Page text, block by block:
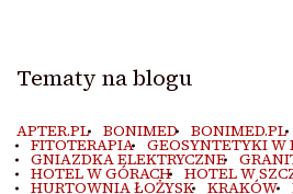
Tematy na blogu
APTER.PL BONIMED BONIMED.PL
FITOTERAPIA GEOSYNTETYKI
GNIAZDKA ELEKTRYCZNE
HOTEL W GÓRACH HOTEL W
HURTOWNIA ŁOŻYSK KRAKÓW